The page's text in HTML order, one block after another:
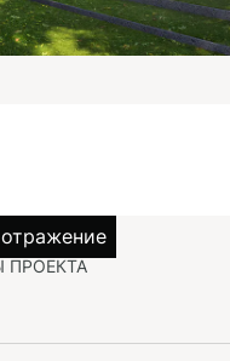
ПРОЕКТА